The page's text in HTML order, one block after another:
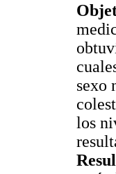
sexo
los